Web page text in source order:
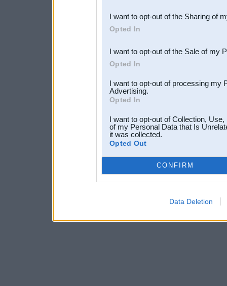
Downstream Participants
third parties.
I want to opt-out of the Sharing of
Opted In
I want to opt-out of the Sale of my
Opted In
I want to opt-out of processing my
Advertising.
Opted In
I want to opt-out of Collection,
of my Personal Data that Is
it was collected.
Opted Out
CONFIRM
Data Deletion